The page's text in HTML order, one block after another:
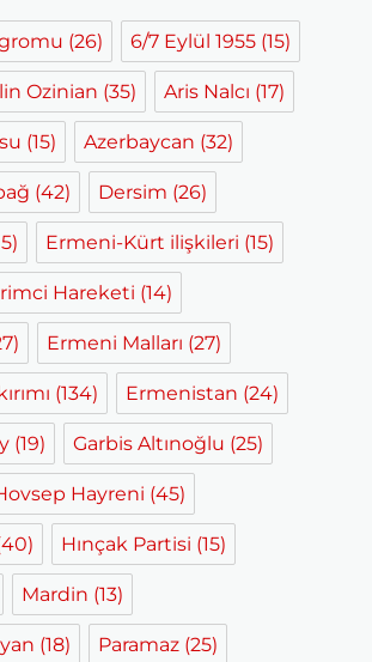
(26) 6/7 Eylül 1955 (15)
Ozinian (35) Aris Nalcı (17)
(15) Azerbaycan (32)
(42) Dersim (26)
Ermeni-Kürt ilişkileri (15)
Hareketi (14)
Ermeni Malları (27)
(134) Ermenistan (24)
(19) Garbis Altınoğlu (25)
Hayreni (45)
Hınçak Partisi (15)
Mardin (13)
(18) Paramaz (25)